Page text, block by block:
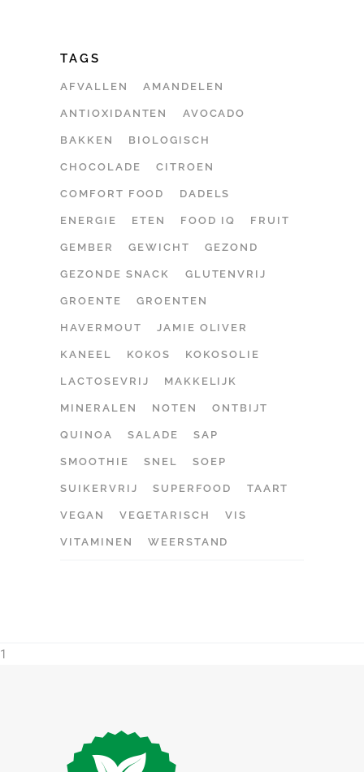
TAGS
AFVALLEN AMANDELEN
ANTIOXIDANTEN AVOCADO
BAKKEN BIOLOGISCH
CHOCOLADE CITROEN
COMFORT FOOD DADELS
ENERGIE ETEN FOOD IQ FRUIT
GEMBER GEWICHT GEZOND
GEZONDE SNACK GLUTENVRIJ
GROENTE GROENTEN
HAVERMOUT JAMIE OLIVER
KANEEL KOKOS KOKOSOLIE
LACTOSEVRIJ MAKKELIJK
MINERALEN NOTEN ONTBIJT
QUINOA SALADE SAP
SMOOTHIE SNEL SOEP
SUIKERVRIJ SUPERFOOD TAART
VEGAN VEGETARISCH VIS
VITAMINEN WEERSTAND
1